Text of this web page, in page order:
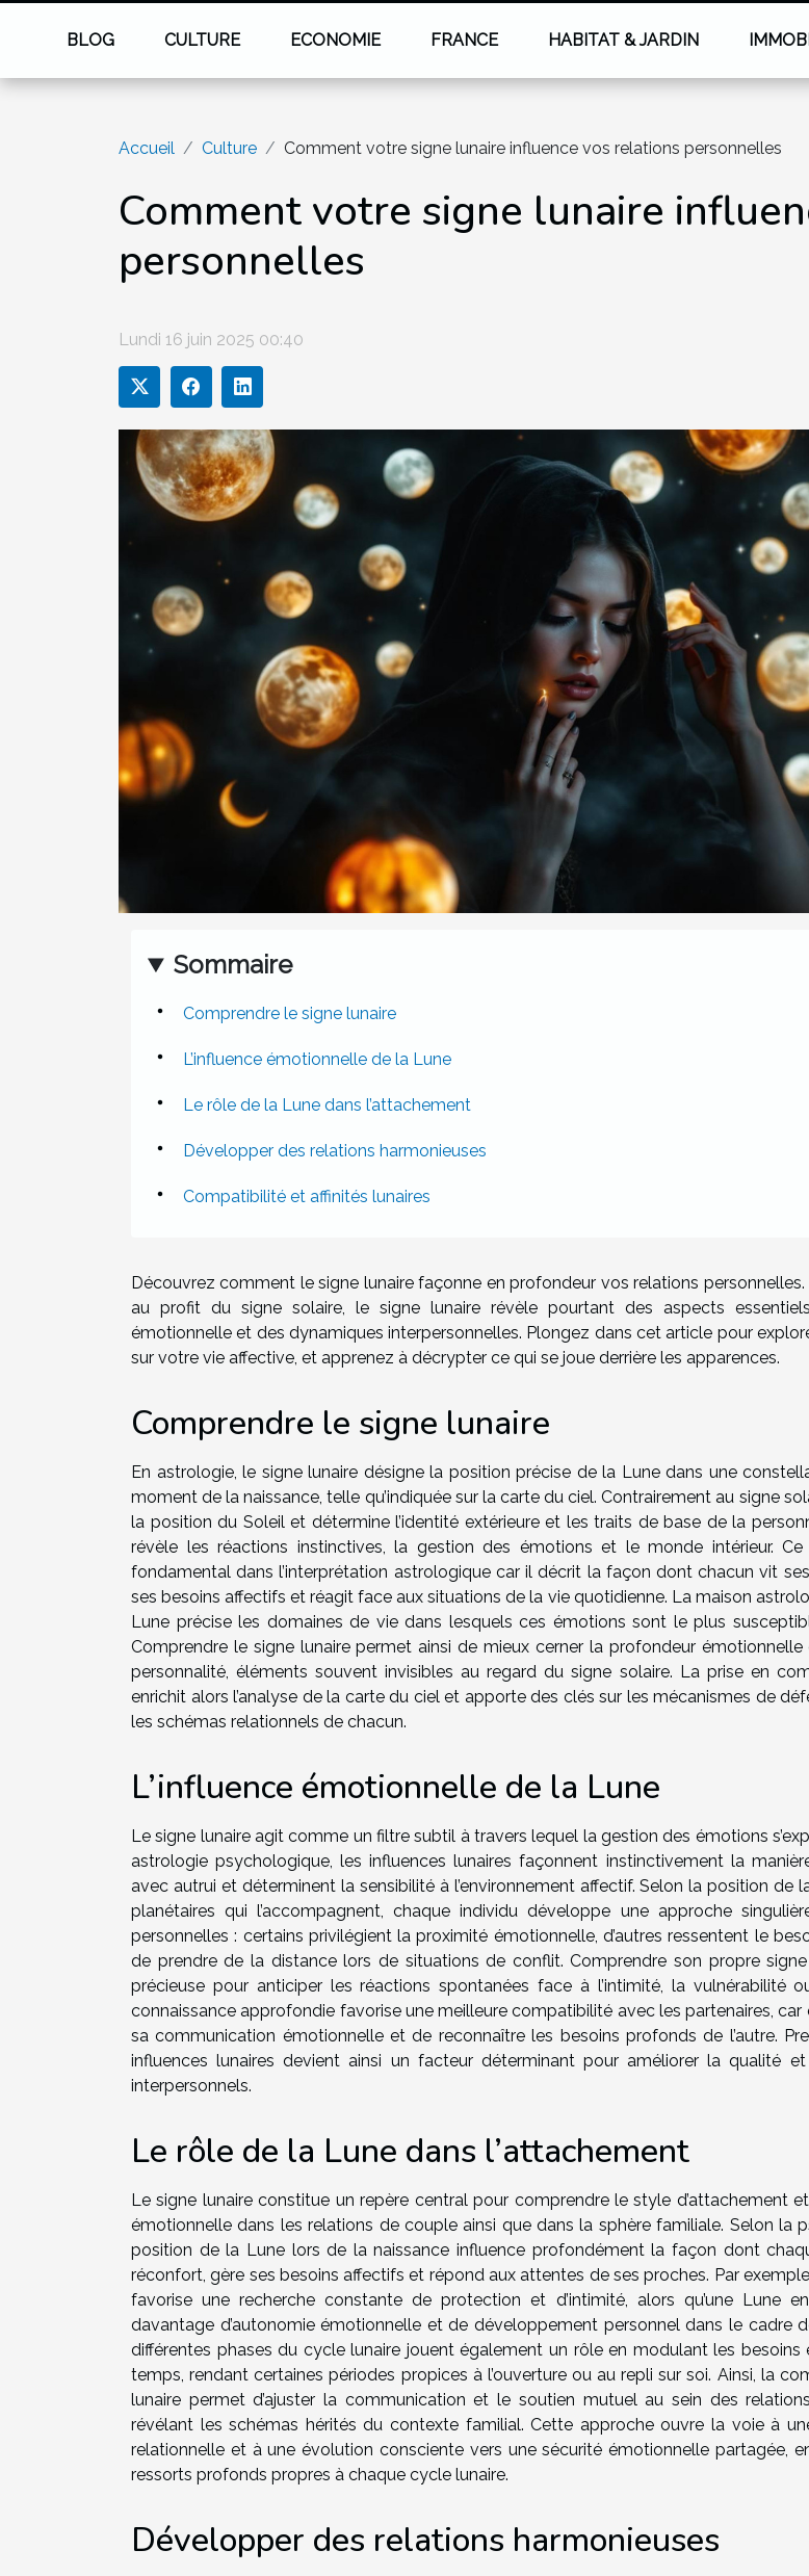
BLOG CULTURE ECONOMIE FRANCE HABITAT & JARDIN
Accueil Culture Comment votre signe lunaire influence vos relations personnelles
Comment votre signe lunaire
personnelles
Lundi 16 juin 2025 00:40
Sommaire
Comprendre le signe lunaire
L’influence émotionnelle de la Lune
Le rôle de la Lune dans l’attachement
Développer des relations harmonieuses
Compatibilité et affinités lunaires
Découvrez comment le signe lunaire façonne en profondeur vos relations
au profit du signe solaire, le signe lunaire révèle pourtant des aspects
émotionnelle et des dynamiques interpersonnelles. Plongez dans cet article pour
sur votre vie affective, et apprenez à décrypter ce qui se joue derrière les apparences.
Comprendre le signe lunaire
En astrologie, le signe lunaire désigne la position précise de la Lune dans une
moment de la naissance, telle qu’indiquée sur la carte du ciel. Contrairement au signe
la position du Soleil et détermine l’identité extérieure et les traits de base de la
révèle les réactions instinctives, la gestion des émotions et le monde intérieur.
fondamental dans l’interprétation astrologique car il décrit la façon dont chacun vit
ses besoins affectifs et réagit face aux situations de la vie quotidienne. La maison
Lune précise les domaines de vie dans lesquels ces émotions sont le plus
Comprendre le signe lunaire permet ainsi de mieux cerner la profondeur émotionnelle
personnalité, éléments souvent invisibles au regard du signe solaire. La prise en
enrichit alors l’analyse de la carte du ciel et apporte des clés sur les mécanismes de
les schémas relationnels de chacun.
L’influence émotionnelle de la Lune
Le signe lunaire agit comme un filtre subtil à travers lequel la gestion des émotions
astrologie psychologique, les influences lunaires façonnent instinctivement la
avec autrui et déterminent la sensibilité à l’environnement affectif. Selon la position de
planétaires qui l’accompagnent, chaque individu développe une approche
personnelles : certains privilégient la proximité émotionnelle, d’autres ressentent le
de prendre de la distance lors de situations de conflit. Comprendre son propre
précieuse pour anticiper les réactions spontanées face à l’intimité, la vulnérabilité
connaissance approfondie favorise une meilleure compatibilité avec les partenaires, car
sa communication émotionnelle et de reconnaître les besoins profonds de l’autre.
influences lunaires devient ainsi un facteur déterminant pour améliorer la qualité et
interpersonnels.
Le rôle de la Lune dans l’attachement
Le signe lunaire constitue un repère central pour comprendre le style d’attachement
émotionnelle dans les relations de couple ainsi que dans la sphère familiale. Selon la
position de la Lune lors de la naissance influence profondément la façon dont
réconfort, gère ses besoins affectifs et répond aux attentes de ses proches. Par
favorise une recherche constante de protection et d’intimité, alors qu’une Lune
davantage d’autonomie émotionnelle et de développement personnel dans le cadre
différentes phases du cycle lunaire jouent également un rôle en modulant les
temps, rendant certaines périodes propices à l’ouverture ou au repli sur soi. Ainsi, la
lunaire permet d’ajuster la communication et le soutien mutuel au sein des
révélant les schémas hérités du contexte familial. Cette approche ouvre la voie à
relationnelle et à une évolution consciente vers une sécurité émotionnelle partagée,
ressorts profonds propres à chaque cycle lunaire.
Développer des relations harmonieuses